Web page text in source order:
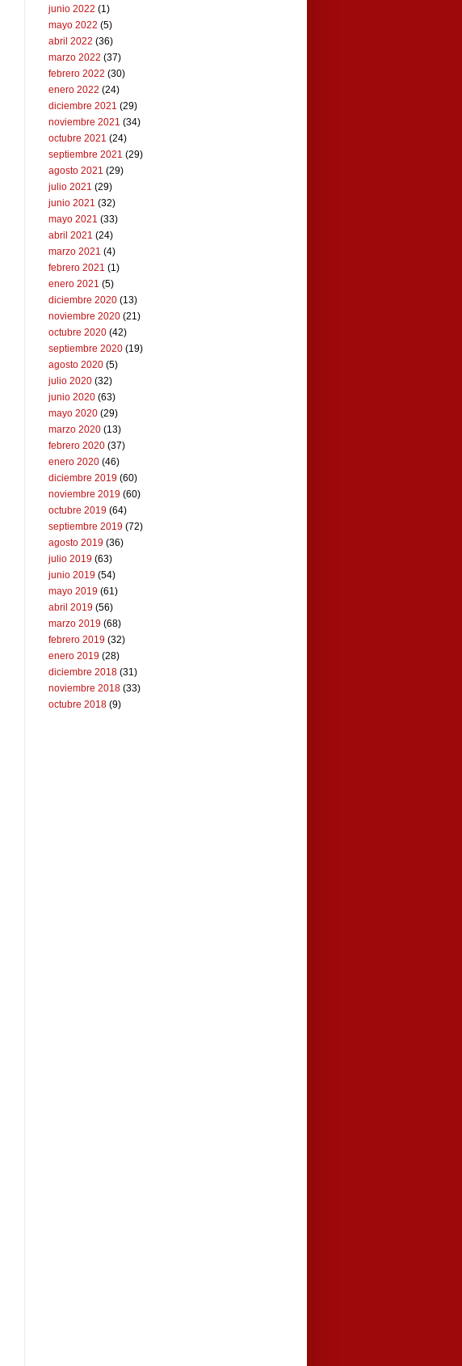
junio 2022 (1)
mayo 2022 (5)
abril 2022 (36)
marzo 2022 (37)
febrero 2022 (30)
enero 2022 (24)
diciembre 2021 (29)
noviembre 2021 (34)
octubre 2021 (24)
septiembre 2021 (29)
agosto 2021 (29)
julio 2021 (29)
junio 2021 (32)
mayo 2021 (33)
abril 2021 (24)
marzo 2021 (4)
febrero 2021 (1)
enero 2021 (5)
diciembre 2020 (13)
noviembre 2020 (21)
octubre 2020 (42)
septiembre 2020 (19)
agosto 2020 (5)
julio 2020 (32)
junio 2020 (63)
mayo 2020 (29)
marzo 2020 (13)
febrero 2020 (37)
enero 2020 (46)
diciembre 2019 (60)
noviembre 2019 (60)
octubre 2019 (64)
septiembre 2019 (72)
agosto 2019 (36)
julio 2019 (63)
junio 2019 (54)
mayo 2019 (61)
abril 2019 (56)
marzo 2019 (68)
febrero 2019 (32)
enero 2019 (28)
diciembre 2018 (31)
noviembre 2018 (33)
octubre 2018 (9)